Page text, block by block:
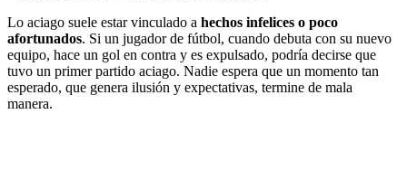
Lo aciago suele estar vinculado a hechos infelices o poco
afortunados. Si un jugador de fútbol, cuando debuta con su nuevo
equipo, hace un gol en contra y es expulsado, podría decirse que
tuvo un primer partido aciago. Nadie espera que un momento tan
esperado, que genera ilusión y expectativas, termine de mala
manera.